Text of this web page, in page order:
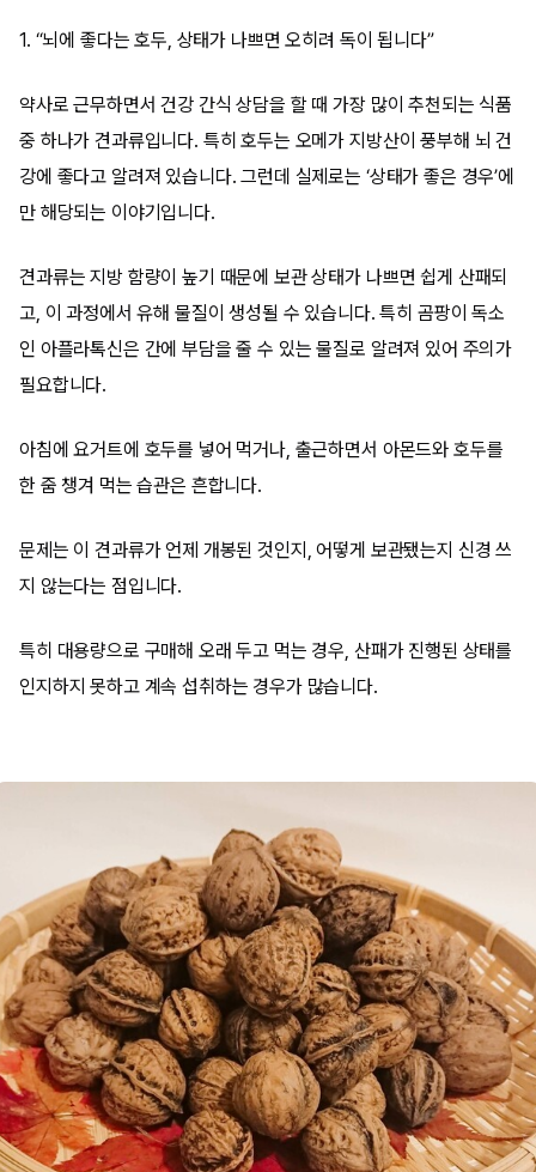
1. “뇌에 좋다는 호두, 상태가 나쁘면 오히려 독이 됩니다”
약사로 근무하면서 건강 간식 상담을 할 때 가장 많이 추천되는 식품
중 하나가 견과류입니다. 특히 호두는 오메가 지방산이 풍부해 뇌 건
강에 좋다고 알려져 있습니다. 그런데 실제로는 ‘상태가 좋은 경우’에
만 해당되는 이야기입니다.
견과류는 지방 함량이 높기 때문에 보관 상태가 나쁘면 쉽게 산패되
고, 이 과정에서 유해 물질이 생성될 수 있습니다. 특히 곰팡이 독소
인 아플라톡신은 간에 부담을 줄 수 있는 물질로 알려져 있어 주의가
필요합니다.
아침에 요거트에 호두를 넣어 먹거나, 출근하면서 아몬드와 호두를
한 줌 챙겨 먹는 습관은 흔합니다.
문제는 이 견과류가 언제 개봉된 것인지, 어떻게 보관됐는지 신경 쓰
지 않는다는 점입니다.
특히 대용량으로 구매해 오래 두고 먹는 경우, 산패가 진행된 상태를
인지하지 못하고 계속 섭취하는 경우가 많습니다.